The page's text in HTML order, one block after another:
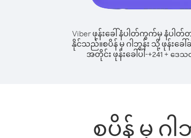
Viber ဖုန်းခေါ်နံပါတ်ကွက်မှ နံပါတ်
နိုင်သည်။စပိန် မှ ဂါဘွန်း သို့ ဖုန်းခေ
အတိုင်း ဖုန်းခေါ်ပါ-+241+ ဒေသ
စပိန် မှ ဂ